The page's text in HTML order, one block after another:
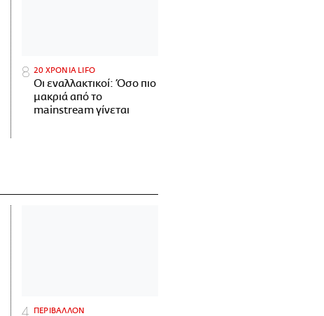
20 ΧΡΟΝΙΑ LIFO
Οι εναλλακτικοί: Όσο πιο
μακριά από το
mainstream γίνεται
ΠΕΡΙΒΑΛΛΟΝ